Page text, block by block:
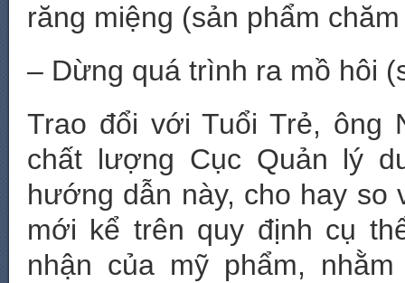
răng miệng (sản phẩm
– Dừng quá trình ra mồ hôi
Trao đổi với Tuổi Trẻ, ông
chất lượng Cục Quản lý
hướng dẫn này, cho hay so
mới kể trên quy định cụ
nhận của mỹ phẩm,